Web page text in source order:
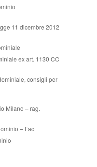
11 dicembre 2012
ex art. 1130 CC
consigli per
Milano – rag.
– Faq